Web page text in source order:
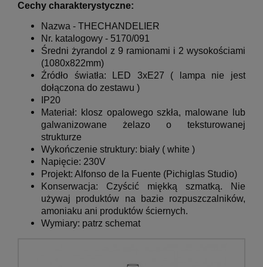
Cechy charakterystyczne:
Nazwa - THECHANDELIER
Nr. katalogowy - 5170/091
Średni żyrandol z 9 ramionami i 2 wysokościami
(1080x822mm)
Źródło światła:
LED 3xE27 ( lampa nie jest
dołączona do zestawu )
IP20
Materiał: klosz opalowego szkła, malowane lub
galwanizowane żelazo o teksturowanej
strukturze
Wykończenie struktury: biały ( white )
Napięcie: 230V
Projekt: Alfonso de la Fuente (Pichiglas Studio)
Konserwacja: Czyścić miękką szmatką.
Nie
używaj produktów na bazie rozpuszczalników,
amoniaku ani produktów ściernych.
Wymiary: patrz schemat